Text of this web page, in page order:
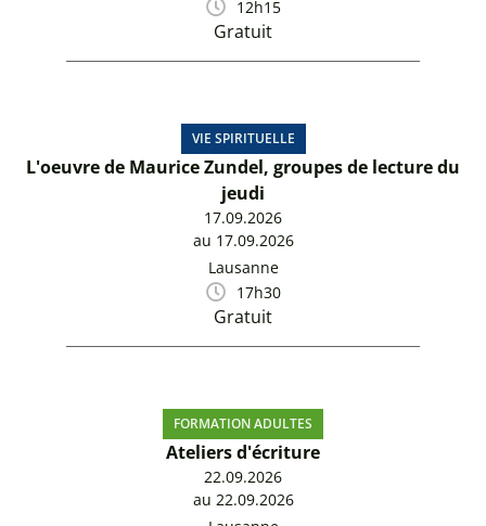
12h15
Gratuit
VIE SPIRITUELLE
L'oeuvre de Maurice Zundel, groupes de lecture du
jeudi
17.09.2026
au 17.09.2026
Lausanne
17h30
Gratuit
FORMATION ADULTES
Ateliers d'écriture
22.09.2026
au 22.09.2026